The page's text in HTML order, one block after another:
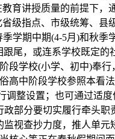
育讲授质量的前提下，
级指点、市级统筹、县
学期中期(4-5月)和秋季
尾，或连系学校既定的
段学校(小学、初中)奉
中阶段学校参照本看
整设置；也可通过适
部分要切实履行牵头职
视查抄力度，推人单元